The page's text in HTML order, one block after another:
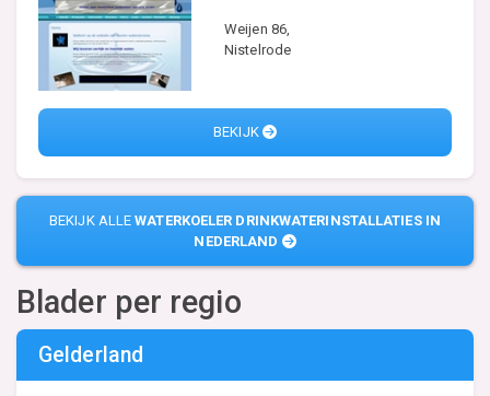
Weijen 86,
Nistelrode
BEKIJK
BEKIJK ALLEWATERKOELER DRINKWATERINSTALLATIES IN
NEDERLAND
Blader per regio
Gelderland